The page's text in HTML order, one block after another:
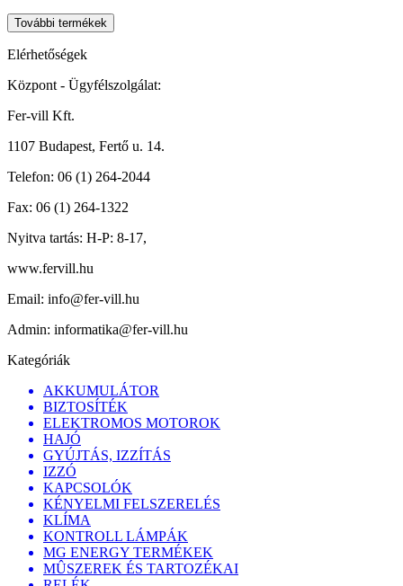
További termékek
Elérhetőségek
Központ - Ügyfélszolgálat:
Fer-vill Kft.
1107 Budapest, Fertő u. 14.
Telefon: 06 (1) 264-2044
Fax: 06 (1) 264-1322
Nyitva tartás: H-P: 8-17,
www.fervill.hu
Email: info@fer-vill.hu
Admin: informatika@fer-vill.hu
Kategóriák
AKKUMULÁTOR
BIZTOSÍTÉK
ELEKTROMOS MOTOROK
HAJÓ
GYÚJTÁS, IZZÍTÁS
IZZÓ
KAPCSOLÓK
KÉNYELMI FELSZERELÉS
KLÍMA
KONTROLL LÁMPÁK
MG ENERGY TERMÉKEK
MÛSZEREK ÉS TARTOZÉKAI